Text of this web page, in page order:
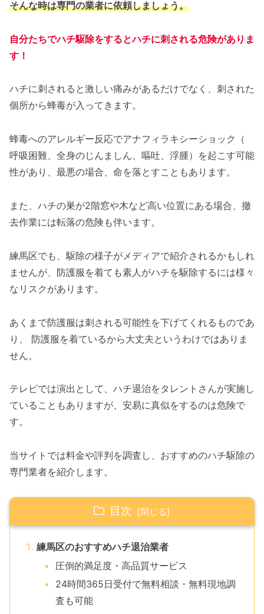
そんな時は専門の業者に依頼しましょう。
自分たちでハチ駆除をするとハチに刺される危険がありま
す！
ハチに刺されると激しい痛みがあるだけでなく、刺された
個所から蜂毒が入ってきます。
蜂毒へのアレルギー反応でアナフィラキシーショック（
呼吸困難、全身のじんましん、嘔吐、浮腫）を起こす可能
性があり、最悪の場合、命を落とすこともあります。
また、ハチの巣が2階窓や木など高い位置にある場合、撤
去作業には転落の危険も伴います。
練馬区でも、駆除の様子がメディアで紹介されるかもしれ
ませんが、防護服を着ても素人がハチを駆除するには様々
なリスクがあります。
あくまで防護服は刺される可能性を下げてくれるものであ
り、 防護服を着ているから大丈夫というわけではありま
せん。
テレビでは演出として、ハチ退治をタレントさんが実施し
ていることもありますが、安易に真似をするのは危険で
す。
当サイトでは料金や評判を調査し、おすすめのハチ駆除の
専門業者を紹介します。
目次
練馬区のおすすめハチ退治業者
圧倒的満足度・高品質サービス
24時間365日受付で無料相談・無料現地調
査も可能